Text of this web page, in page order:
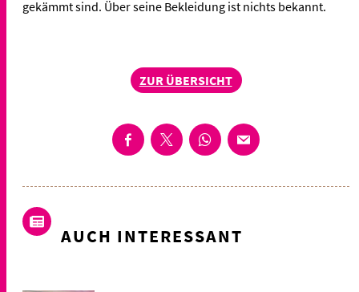
gekämmt sind. Über seine Bekleidung ist nichts bekannt.
ZUR ÜBERSICHT
AUCH INTERESSANT